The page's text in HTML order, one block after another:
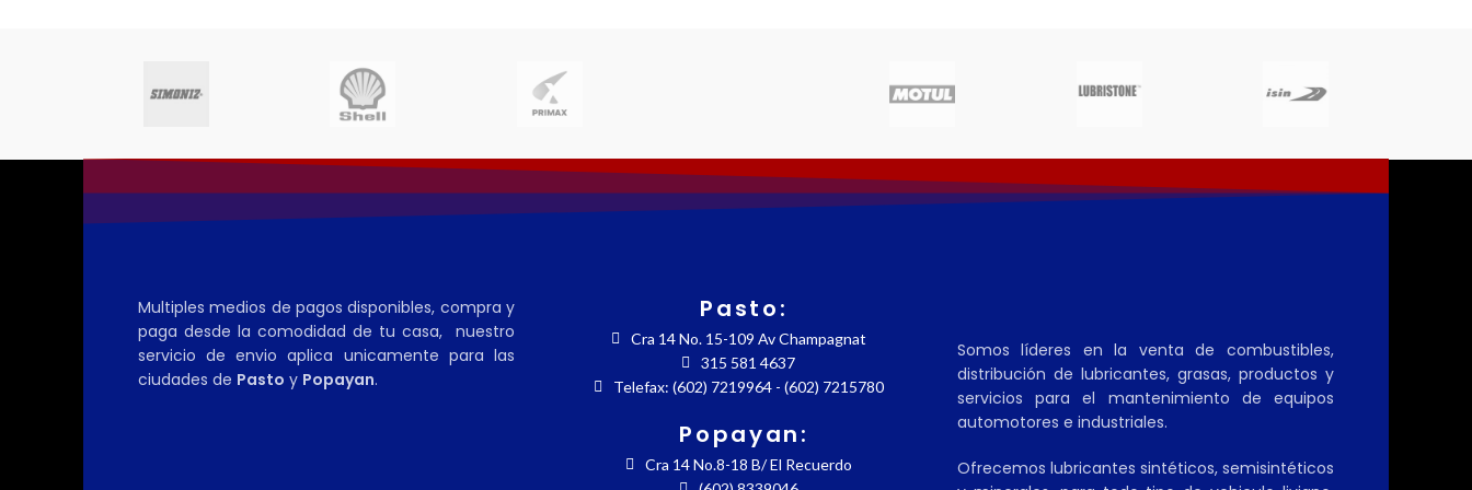
Multiples medios de pagos disponibles, compra y
paga desde la comodidad de tu casa, nuestro
servicio de envio aplica unicamente para las
ciudades de Pasto y Popayan.
Pasto:
Cra 14 No. 15-109 Av Champagnat
315 581 4637
Telefax: (602) 7219964 - (602) 7215780
Popayan:
Cra 14 No.8-18 B/ El Recuerdo
Somos líderes en la venta de combustibles,
distribución de lubricantes, grasas, productos y
servicios para el mantenimiento de equipos
automotores e industriales.
Ofrecemos lubricantes sintéticos, semisintéticos